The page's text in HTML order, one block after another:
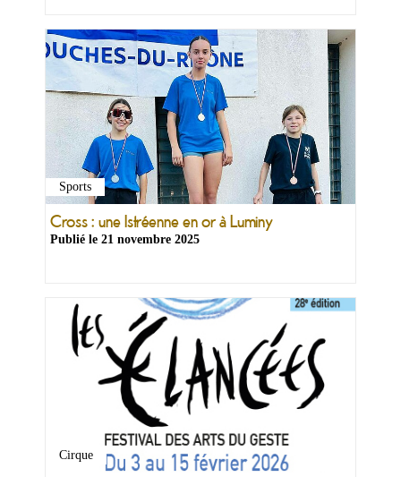
Sports
Cross : une Istréenne en or à Luminy
Publié le 21 novembre 2025
Cirque